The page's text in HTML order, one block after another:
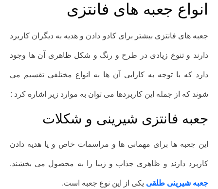
انواع جعبه های فانتزی
جعبه های فانتزی بیشتر برای کادو دادن و هدیه به دیگران کاربرد
دارند و تنوع زیادی در طرح و رنگ و شکل ظاهری آن ها وجود
دارد که با توجه به کارایی آن ها به انواع مختلفی تقسیم می
شوند که از جمله این کاربردها می توان به موارد زیر اشاره کرد :
جعبه فانتزی شیرینی و شکلات
این جعبه ها برای مهمانی ها و مراسمات خاص و یا هدیه دادن
کاربرد دارند و ظاهری جذاب و زیبا را به محصول می بخشند.
جعبه شیرینی طلقی یکی از این نوع جعبه است.